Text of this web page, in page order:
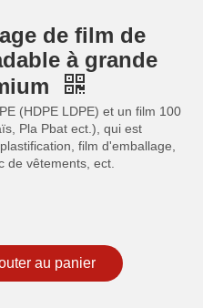
de film de
à grande
(HDPE LDPE) et un film 100
Pla Pbat ect.), qui est
film d'emballage,
de vêtements, ect.
au panier